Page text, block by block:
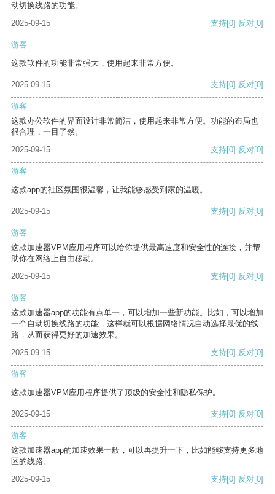
动切换线路的功能。
2025-09-15
支持[0] 反对[0]
游客
这款软件的功能非常强大，使用起来非常方便。
2025-09-15 支持[0] 反对[0]
游客
这款办公软件的界面设计非常简洁，使用起来非常方便。功能的布局也
很合理，一目了然。
2025-09-15
支持[0] 反对[0]
游客
这款app的社区氛围很温馨，让我能够感受到家的温暖。
2025-09-15 支持[0] 反对[0]
游客
这款加速器VPM应用程序可以给你提供最高速度和安全性的连接，并帮
助你在网络上自由移动。
2025-09-15
支持[0] 反对[0]
游客
这款加速器app的功能有点单一，可以增加一些新功能。比如，可以增加
一个自动切换线路的功能，这样就可以根据网络情况自动选择最优的线
路，从而获得更好的加速效果。
2025-09-15
支持[0] 反对[0]
游客
这款加速器VPM应用程序提供了顶级的安全性和隐私保护。
2025-09-15 支持[0] 反对[0]
游客
这款加速器app的加速效果一般，可以再提升一下，比如能够支持更多地
区的线路。
2025-09-15
支持[0] 反对[0]